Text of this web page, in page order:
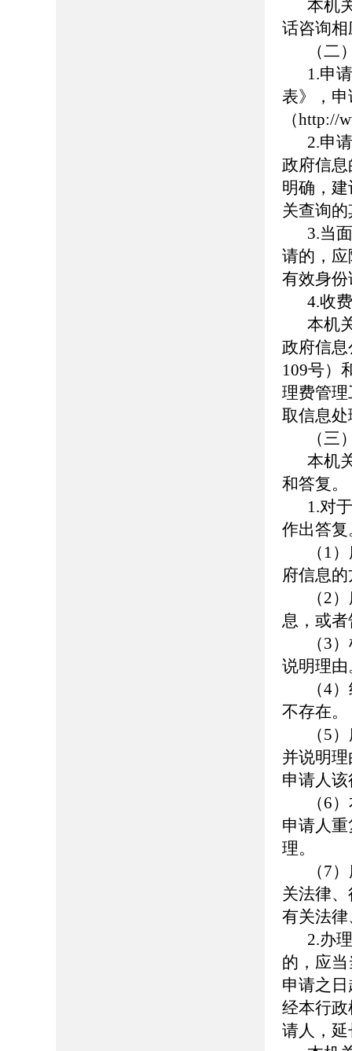
本机
话咨询
（二
1.申
表》，
（http://
2.申
政府信
明确，
关查询
3.当
请的，
有效身
4.收
本机
政府信
109号）
理费管
取信息
（
本机
和答复。
1.对
作出答复
（1
府信息
（2
息，或
（3
说明理由
（4
不存在。
（5
并说明
申请人
（6
申请人
理。
（7
关法律
有关法
2.办
的，应
申请之
经本行
请人，